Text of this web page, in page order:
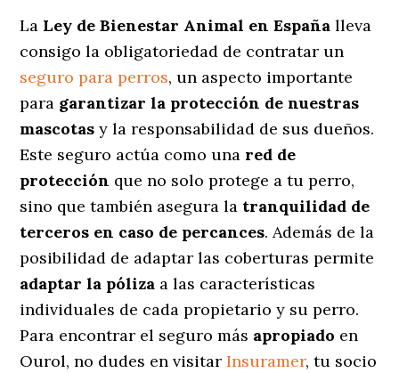
La Ley de Bienestar Animal en España lleva
consigo la obligatoriedad de contratar un
seguro para perros, un aspecto importante
para garantizar la protección de nuestras
mascotas y la responsabilidad de sus dueños.
Este seguro actúa como una red de
protección que no solo protege a tu perro,
sino que también asegura la tranquilidad de
terceros en caso de percances. Además de la
posibilidad de adaptar las coberturas permite
adaptar la póliza a las características
individuales de cada propietario y su perro.
Para encontrar el seguro más apropiado en
Ourol, no dudes en visitarInsuramer, tu socio